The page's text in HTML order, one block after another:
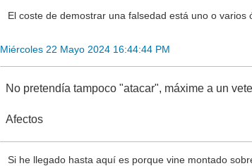
El coste de demostrar una falsedad está uno o varios
Miércoles 22 Mayo 2024 16:44:44 PM
No pretendía tampoco "atacar", máxime a un
Afectos
Si he llegado hasta aquí es porque vine montado